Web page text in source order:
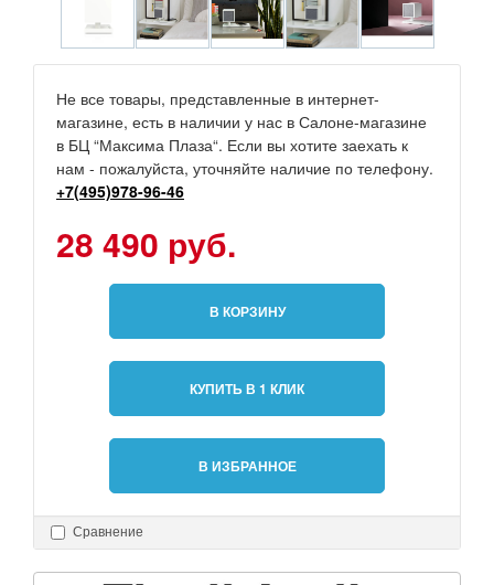
Не все товары, представленные в интернет-
магазине, есть в наличии у нас в Салоне-магазине
в БЦ “Максима Плаза“. Если вы хотите заехать к
нам - пожалуйста, уточняйте наличие по телефону.
+7(495)978-96-46
28 490 руб.
В КОРЗИНУ
КУПИТЬ В 1 КЛИК
В ИЗБРАННОЕ
Сравнение